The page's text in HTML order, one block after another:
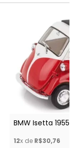
BMW Isetta 1955
12x de R$30,76